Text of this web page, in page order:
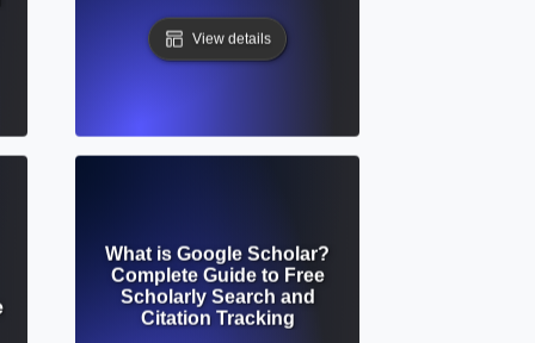
View details
What is Google Scholar?
Complete Guide to Free
Scholarly Search and
Citation Tracking